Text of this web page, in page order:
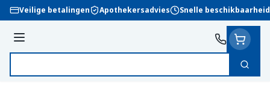
Ga naar de inhoud
Veilige betalingen Apothekersadvies Snelle beschikbaarheid
Menu
Zoek